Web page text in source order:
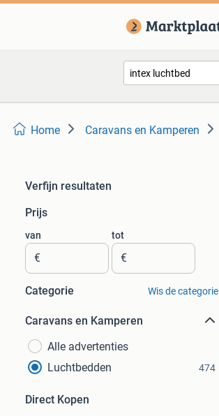
Home Caravans en Kamperen
Verfijn resultaten
Prijs
van
€
tot
€
Categorie Wis de categorie
Caravans en Kamperen
Alle advertenties
Luchtbedden
474
Direct Kopen